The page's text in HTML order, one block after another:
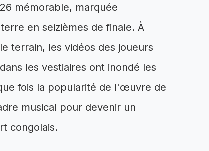
mémorable, marquée
en seizièmes de finale. À
terrain, les vidéos des joueurs
les vestiaires ont inondé les
fois la popularité de l'œuvre de
musical pour devenir un
congolais.